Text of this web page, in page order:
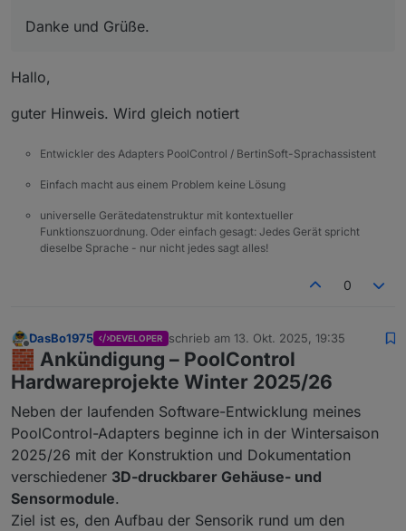
Danke und Grüße.
Hallo,
guter Hinweis. Wird gleich notiert
Entwickler des Adapters PoolControl / BertinSoft-Sprachassistent
Einfach macht aus einem Problem keine Lösung
universelle Gerätedatenstruktur mit kontextueller
Funktionszuordnung. Oder einfach gesagt: Jedes Gerät spricht
dieselbe Sprache - nur nicht jedes sagt alles!
0
Offline
DasBo1975 DEVELOPER schrieb am 13. Okt. 2025, 19:35
zuletzt editiert von
🧱 Ankündigung – PoolControl
Hardwareprojekte Winter 2025/26
Neben der laufenden Software-Entwicklung meines
PoolControl-Adapters beginne ich in der Wintersaison
2025/26 mit der Konstruktion und Dokumentation
verschiedener 3D-druckbarer Gehäuse- und
Sensormodule.
Ziel ist es, den Aufbau der Sensorik rund um den